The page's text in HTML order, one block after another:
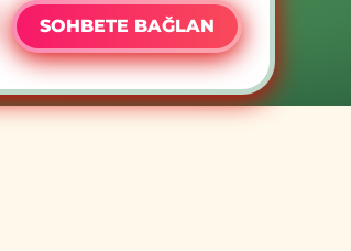
SOHBETE BAĞLAN